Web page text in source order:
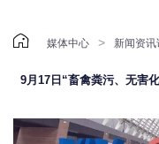
 媒体中心 > 新闻资
9月17日“畜禽粪污、无害